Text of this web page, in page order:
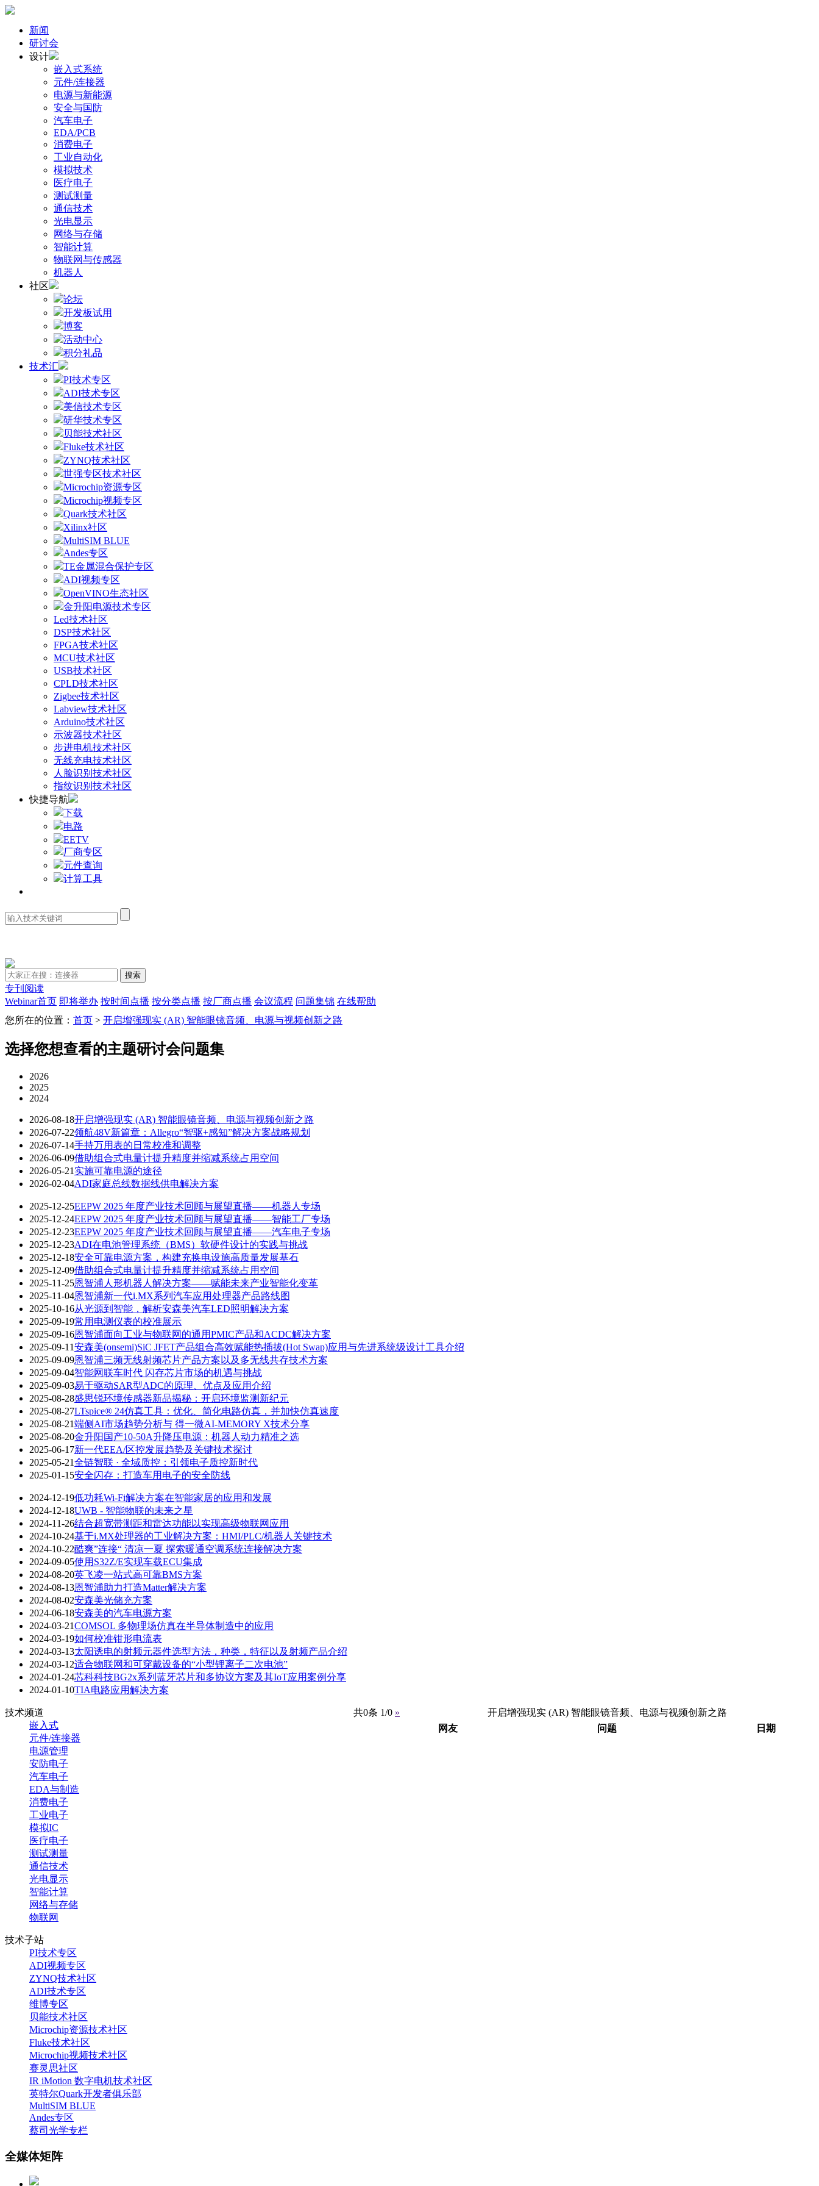
新闻
研讨会
设计
嵌入式系统
元件/连接器
电源与新能源
安全与国防
汽车电子
EDA/PCB
消费电子
工业自动化
模拟技术
医疗电子
测试测量
通信技术
光电显示
网络与存储
智能计算
物联网与传感器
机器人
社区
论坛
开发板试用
博客
活动中心
积分礼品
技术汇
PI技术专区
ADI技术专区
美信技术专区
研华技术专区
贝能技术社区
Fluke技术社区
ZYNQ技术社区
世强专区技术社区
Microchip资源专区
Microchip视频专区
Quark技术社区
Xilinx社区
MultiSIM BLUE
Andes专区
TE金属混合保护专区
ADI视频专区
OpenVINO生态社区
金升阳电源技术专区
Led技术社区
DSP技术社区
FPGA技术社区
MCU技术社区
USB技术社区
CPLD技术社区
Zigbee技术社区
Labview技术社区
Arduino技术社区
示波器技术社区
步进电机技术社区
无线充电技术社区
人脸识别技术社区
指纹识别技术社区
快捷导航
下载
电路
EETV
厂商专区
元件查询
计算工具
专刊阅读
Webinar首页 即将举办 按时间点播 按分类点播 按厂商点播 会议流程 问题集锦 在线帮助
您所在的位置： 首页 > 开启增强现实 (AR) 智能眼镜音频、电源与视频创新之路
选择您想查看的主题研讨会问题集
2026
2025
2024
2026-08-18开启增强现实 (AR) 智能眼镜音频、电源与视频创新之路
2026-07-22领航48V新篇章：Allegro“智驱+感知”解决方案战略规划
2026-07-14手持万用表的日常校准和调整
2026-06-09借助组合式电量计提升精度并缩减系统占用空间
2026-05-21 实施可靠电源的途径
2026-02-04ADI家庭总线数据线供电解决方案
2025-12-25EEPW 2025 年度产业技术回顾与展望直播——机器人专场
2025-12-24EEPW 2025 年度产业技术回顾与展望直播——智能工厂专场
2025-12-23EEPW 2025 年度产业技术回顾与展望直播——汽车电子专场
2025-12-23ADI在电池管理系统（BMS）软硬件设计的实践与挑战
2025-12-18安全可靠电源方案，构建充换电设施高质量发展基石
2025-12-09借助组合式电量计提升精度并缩减系统占用空间
2025-11-25恩智浦人形机器人解决方案——赋能未来产业智能化变革
2025-11-04恩智浦新一代i.MX系列汽车应用处理器产品路线图
2025-10-16从光源到智能，解析安森美汽车LED照明解决方案
2025-09-19常用电测仪表的校准展示
2025-09-16恩智浦面向工业与物联网的通用PMIC产品和ACDC解决方案
2025-09-11安森美(onsemi)SiC JFET产品组合高效赋能热插拔(Hot Swap)应用与先进系统级设计工具介绍
2025-09-09恩智浦三频无线射频芯片产品方案以及多无线共存技术方案
2025-09-04智能网联车时代 闪存芯片市场的机遇与挑战
2025-09-03易于驱动SAR型ADC的原理、优点及应用介绍
2025-08-28盛思锐环境传感器新品揭秘：开启环境监测新纪元
2025-08-27LTspice®︎ 24仿真工具：优化、简化电路仿真，并加快仿真速度
2025-08-21端侧AI市场趋势分析与 得一微AI-MEMORY X技术分享
2025-08-20金升阳国产10-50A升降压电源：机器人动力精准之选
2025-06-17新一代EEA/区控发展趋势及关键技术探讨
2025-05-21全链智联 · 全域质控：引领电子质控新时代
2025-01-15安全闪存：打造车用电子的安全防线
2024-12-19低功耗Wi-Fi解决方案在智能家居的应用和发展
2024-12-18UWB - 智能物联的未来之星
2024-11-26结合超宽带测距和雷达功能以实现高级物联网应用
2024-10-24基于i.MX处理器的工业解决方案：HMI/PLC/机器人关键技术
2024-10-22酷爽”连接“ 清凉一夏 探索暖通空调系统连接解决方案
2024-09-05使用S32Z/E实现车载ECU集成
2024-08-20英飞凌一站式高可靠BMS方案
2024-08-13恩智浦助力打造Matter解决方案
2024-08-02安森美光储充方案
2024-06-18安森美的汽车电源方案
2024-03-21COMSOL 多物理场仿真在半导体制造中的应用
2024-03-19如何校准钳形电流表
2024-03-13太阳诱电的射频元器件选型方法，种类，特征以及射频产品介绍
2024-03-12适合物联网和可穿戴设备的“小型锂离子二次电池”
2024-01-24芯科科技BG2x系列蓝牙芯片和多协议方案及其IoT应用案例分享
2024-01-10TIA电路应用解决方案
开启增强现实 (AR) 智能眼镜音频、电源与视频创新之路
网友
问题 日期
共0条 1/0 »
技术频道
嵌入式
元件/连接器
电源管理
安防电子
汽车电子
EDA与制造
消费电子
工业电子
模拟IC
医疗电子
测试测量
通信技术
光电显示
智能计算
网络与存储
物联网
技术子站
PI技术专区
ADI视频专区
ZYNQ技术社区
ADI技术专区
维博专区
贝能技术社区
Microchip资源技术社区
Fluke技术社区
Microchip视频技术社区
赛灵思社区
IR iMotion 数字电机技术社区
英特尔Quark开发者俱乐部
MultiSIM BLUE
Andes专区
蔡司光学专栏
全媒体矩阵